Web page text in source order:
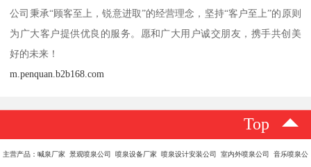
公司秉承“顾客至上，锐意进取”的经营理念，坚持“客户至上”的原则
为广大客户提供优良的服务。愿和广大用户诚交朋友，携手共创美
好的未来！
m.penquan.b2b168.com
Top
主营产品：喊泉厂家 景观喷泉公司 喷泉设备厂家 喷泉设计安装公司 室内外喷泉公司 音乐喷泉公